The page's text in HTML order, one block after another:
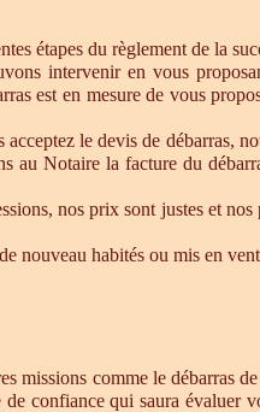
étapes du règlement de la
intervenir en vous
est en mesure de vous
le devis de débarras,
au Notaire la facture du
nos prix sont justes et nos
nouveau habités ou mis en
missions comme le débarras
confiance qui saura évaluer